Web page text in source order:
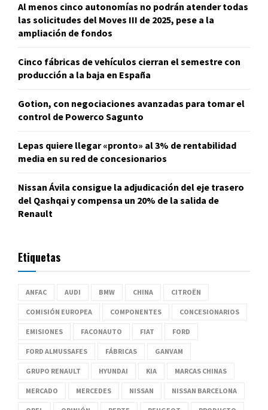
Al menos cinco autonomías no podrán atender todas
las solicitudes del Moves III de 2025, pese a la
ampliación de fondos
Cinco fábricas de vehículos cierran el semestre con
producción a la baja en España
Gotion, con negociaciones avanzadas para tomar el
control de Powerco Sagunto
Lepas quiere llegar «pronto» al 3% de rentabilidad
media en su red de concesionarios
Nissan Ávila consigue la adjudicación del eje trasero
del Qashqai y compensa un 20% de la salida de
Renault
Etiquetas
ANFAC AUDI BMW CHINA CITROËN
COMISIÓN EUROPEA COMPONENTES CONCESIONARIOS
EMISIONES FACONAUTO FIAT FORD
FORD ALMUSSAFES FÁBRICAS GANVAM
GRUPO RENAULT HYUNDAI KIA MARCAS CHINAS
MERCADO MERCEDES NISSAN NISSAN BARCELONA